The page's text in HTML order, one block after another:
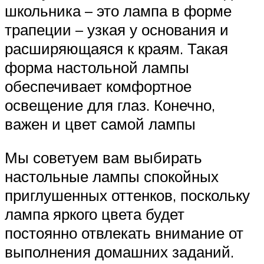
школьника – это лампа в форме
трапеции – узкая у основания и
расширяющаяся к краям. Такая
форма настольной лампы
обеспечивает комфортное
освещение для глаз. Конечно,
важен и цвет самой лампы
Мы советуем вам выбирать
настольные лампы спокойных
приглушенных оттенков, поскольку
лампа яркого цвета будет
постоянно отвлекать внимание от
выполнения домашних заданий.